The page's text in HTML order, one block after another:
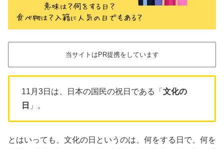
当サイトはPR提携をしています
11月3日は、日本の国民の祝日である「 文化の
日 」。
とはいっても、文化の日というのは、何をする日で、何を